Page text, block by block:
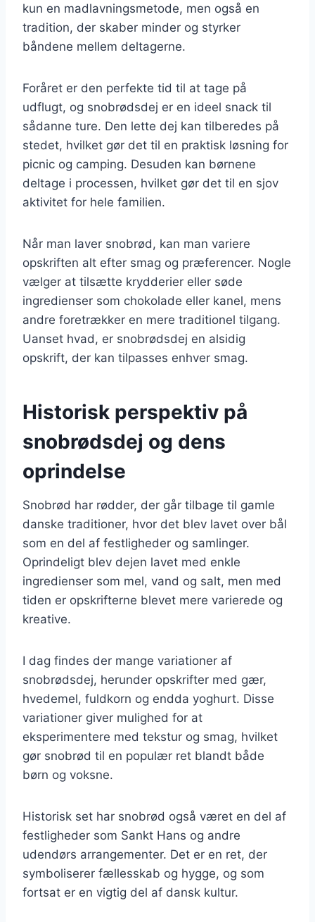
kun en madlavningsmetode, men også en
tradition, der skaber minder og styrker
båndene mellem deltagerne.
Foråret er den perfekte tid til at tage på
udflugt, og snobrødsdej er en ideel snack til
sådanne ture. Den lette dej kan tilberedes på
stedet, hvilket gør det til en praktisk løsning for
picnic og camping. Desuden kan børnene
deltage i processen, hvilket gør det til en sjov
aktivitet for hele familien.
Når man laver snobrød, kan man variere
opskriften alt efter smag og præferencer. Nogle
vælger at tilsætte krydderier eller søde
ingredienser som chokolade eller kanel, mens
andre foretrækker en mere traditionel tilgang.
Uanset hvad, er snobrødsdej en alsidig
opskrift, der kan tilpasses enhver smag.
Historisk perspektiv på
snobrødsdej og dens
oprindelse
Snobrød har rødder, der går tilbage til gamle
danske traditioner, hvor det blev lavet over bål
som en del af festligheder og samlinger.
Oprindeligt blev dejen lavet med enkle
ingredienser som mel, vand og salt, men med
tiden er opskrifterne blevet mere varierede og
kreative.
I dag findes der mange variationer af
snobrødsdej, herunder opskrifter med gær,
hvedemel, fuldkorn og endda yoghurt. Disse
variationer giver mulighed for at
eksperimentere med tekstur og smag, hvilket
gør snobrød til en populær ret blandt både
børn og voksne.
Historisk set har snobrød også været en del af
festligheder som Sankt Hans og andre
udendørs arrangementer. Det er en ret, der
symboliserer fællesskab og hygge, og som
fortsat er en vigtig del af dansk kultur.